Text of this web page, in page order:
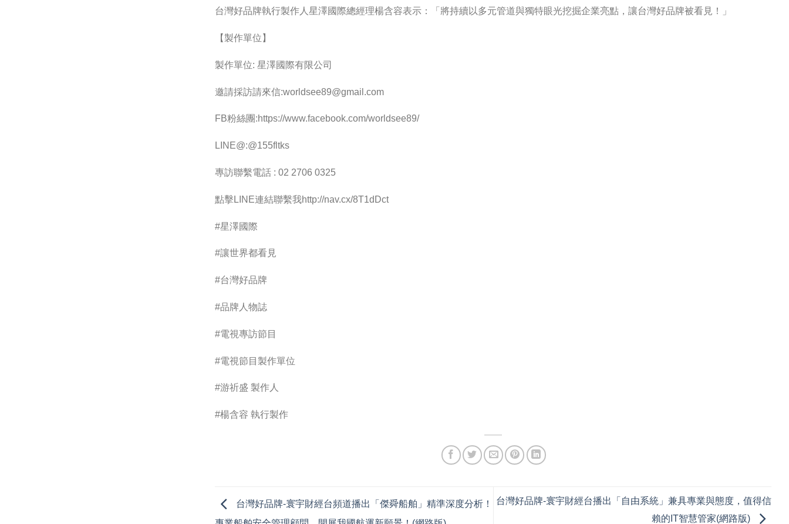
台灣好品牌執行製作人星澤國際總經理楊含容表示：「將持續以多元管道與獨特眼光挖掘企業亮點，讓台灣好品牌被看見！」
【製作單位】
製作單位: 星澤國際有限公司
邀請採訪請來信:worldsee89@gmail.com
FB粉絲團:https://www.facebook.com/worldsee89/
LINE@:@155fltks
專訪聯繫電話 : 02 2706 0325
點擊LINE連結聯繫我http://nav.cx/8T1dDct
#星澤國際
#讓世界都看見
#台灣好品牌
#品牌人物誌
#電視專訪節目
#電視節目製作單位
#游祈盛 製作人
#楊含容 執行製作
台灣好品牌-寰宇財經台頻道播出「傑舜船舶」精準深度分析！
台灣好品牌-寰宇財經台播出「自由系統」兼具專業與態度，值得信
賴的IT智慧管家(網路版)